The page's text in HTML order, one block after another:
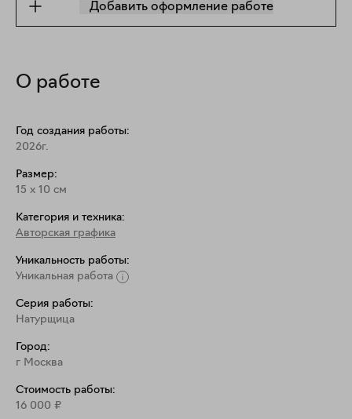
Добавить оформление работе
О работе
Год создания работы:
2026г.
Размер:
15 x 10 см
Категория и техника:
Авторская графика
Уникальность работы:
Уникальная работа
Серия работы:
Натурщица
Город:
г Москва
Стоимость работы:
16 000 ₽